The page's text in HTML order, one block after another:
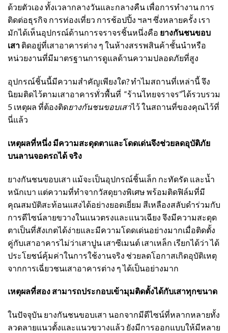
ด้วยตัวเอง ทั้งเวลากลางวันและกลางคืน เพื่อการทำงาน การ
ติดต่อธุรกิจ การท่องเที่ยว การช้อปปิ้ง ฯลฯ ซึ่งหลายครั้ง เรา
มักได้เห็นอุปกรณ์ด้านการจราจรชิ้นหนึ่งคือ ยางกันชนขอบ
เสา ติดอยู่ที่เสาอาคารต่าง ๆ ในห้างสรรพสินค้าชั้นนำหรือ
หน่วยงานที่มีมาตรฐานการดูแลด้านความปลอดภัยที่สูง
อุปกรณ์ชิ้นนี้มีความสำคัญเพียงใด? ทำไมสถานที่เหล่านี้ จึง
นิยมติดไว้ตามเสาอาคารทั่วพื้นที่ “ร้านไทยจราจร”ได้รวบรวม
5 เหตุผล ที่ต้องติดยางกันชนขอบเสาไว้ ในสถานที่ของคุณไว้ที่
นี่แล้ว
เหตุผลที่หนึ่ง มีความสะดุดตาและโดดเด่นจึงช่วยลดอุบัติภัย
บนลานจอดรถได้ จริง
ยางกันชนขอบเสา แม้จะเป็นอุปกรณ์ชิ้นเล็ก กะทัดรัด และน้ำ
หนักเบา แต่ความที่ทำจากวัสดุยางพิเศษ พร้อมติดฟิล์มที่มี
คุณสมบัติสะท้อนแสงได้อย่างยอดเยี่ยม สีเหลืองสลับดำร่วมกับ
การดีไซน์ลายขวางในแนวตรงและแนวเฉียง จึงมีความสะดุด
ตาเป็นที่สังเกตได้ง่ายและมีความโดดเด่นอย่างมากเมื่อติดตั้ง
คู่กับเสาอาคารไม่ว่าเสาปูน เสาซีเมนต์ เสาเหล็ก เรียกได้ว่า ได้
ประโยชน์คุ้มค่าในการใช้งานจริง ช่วยลดโอกาสเกิดอุบัติเหตุ
จากการเฉี่ยวชนเสาอาคารต่าง ๆ ได้เป็นอย่างมาก
เหตุผลที่สอง สามารถประกอบเข้ามุมติดตั้งได้กับเสาทุกขนาด
ในปัจจุบัน ยางกันชนขอบเสา นอกจากมีดีไซน์ที่หลากหลายทั้ง
ลวดลายแนวตั้งและแนวขวางแล้ว ยังมีการออกแบบให้มีหลาย